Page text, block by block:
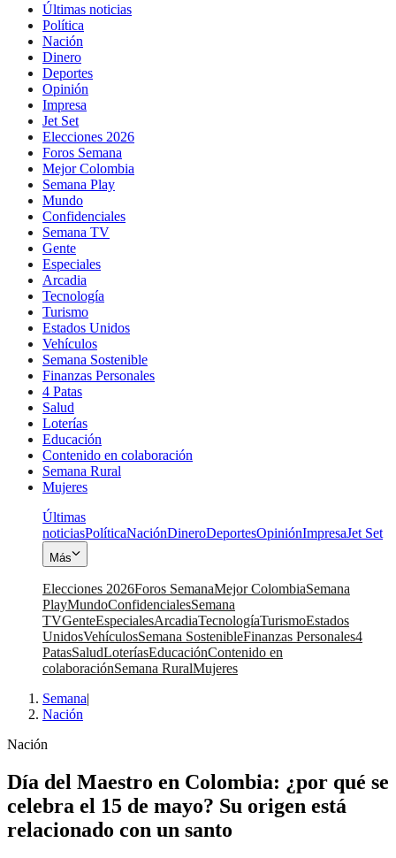
Últimas noticias
Política
Nación
Dinero
Deportes
Opinión
Impresa
Jet Set
Elecciones 2026
Foros Semana
Mejor Colombia
Semana Play
Mundo
Confidenciales
Semana TV
Gente
Especiales
Arcadia
Tecnología
Turismo
Estados Unidos
Vehículos
Semana Sostenible
Finanzas Personales
4 Patas
Salud
Loterías
Educación
Contenido en colaboración
Semana Rural
Mujeres
Últimas
noticiasPolíticaNaciónDineroDeportesOpiniónImpresaJet Set
Más
Elecciones 2026Foros SemanaMejor ColombiaSemana
PlayMundoConfidencialesSemana
TVGenteEspecialesArcadiaTecnologíaTurismoEstados
UnidosVehículosSemana SostenibleFinanzas Personales4
PatasSaludLoteríasEducaciónContenido en
colaboraciónSemana RuralMujeres
Semana|
Nación
Nación
Día del Maestro en Colombia: ¿por qué se
celebra el 15 de mayo? Su origen está
relacionado con un santo